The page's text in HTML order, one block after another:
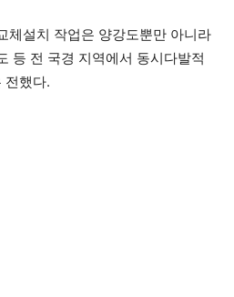
체설치 작업은 양강도뿐만 아니라
등 전 국경 지역에서 동시다발적
전했다.